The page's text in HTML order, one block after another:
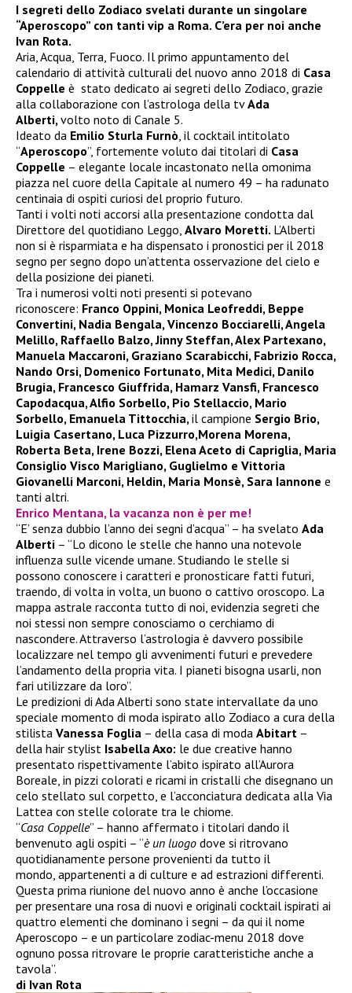
I segreti dello Zodiaco svelati durante un singolare
“Aperoscopo” con tanti vip a Roma. C’era per noi anche
Ivan Rota.
Aria, Acqua, Terra, Fuoco. Il primo appuntamento del
calendario di attività culturali del nuovo anno 2018 di Casa
Coppelle è stato dedicato ai segreti dello Zodiaco, grazie
alla collaborazione con l’astrologa della tvAda
Alberti, volto noto di Canale 5.
Ideato da Emilio Sturla Furnò , il cocktail intitolato
“Aperoscopo”, fortemente voluto dai titolari di Casa
Coppelle – elegante locale incastonato nella omonima
piazza nel cuore della Capitale al numero 49 – ha radunato
centinaia di ospiti curiosi del proprio futuro.
Tanti i volti noti accorsi alla presentazione condotta dal
Direttore del quotidiano Leggo, Alvaro Moretti. L’Alberti
non si è risparmiata e ha dispensato i pronostici per il 2018
segno per segno dopo un’attenta osservazione del cielo e
della posizione dei pianeti.
Tra i numerosi volti noti presenti si potevano
riconoscere: Franco Oppini, Monica Leofreddi, Beppe
Convertini, Nadia Bengala, Vincenzo Bocciarelli, Angela
Melillo, Raffaello Balzo, Jinny Steffan, Alex Partexano,
Manuela Maccaroni, Graziano Scarabicchi, Fabrizio Rocca,
Nando Orsi, Domenico Fortunato, Mita Medici, Danilo
Brugia, Francesco Giuffrida, Hamarz Vansfi, Francesco
Capodacqua, Alfio Sorbello, Pio Stellaccio, Mario
Sorbello, Emanuela Tittocchia, il campione Sergio Brio,
Luigia Casertano, Luca Pizzurro,Morena Morena,
Roberta Beta, Irene Bozzi, Elena Aceto di Capriglia, Maria
Consiglio Visco Marigliano, Guglielmo e Vittoria
Giovanelli Marconi, Heldin, Maria Monsè, Sara Iannone e
tanti altri.
Enrico Mentana, la vacanza non è per me!
“E’ senza dubbio l’anno dei segni d’acqua” – ha svelato Ada
Alberti – “Lo dicono le stelle che hanno una notevole
influenza sulle vicende umane. Studiando le stelle si
possono conoscere i caratteri e pronosticare fatti futuri,
traendo, di volta in volta, un buono o cattivo oroscopo. La
mappa astrale racconta tutto di noi, evidenzia segreti che
noi stessi non sempre conosciamo o cerchiamo di
nascondere. Attraverso l’astrologia è davvero possibile
localizzare nel tempo gli avvenimenti futuri e prevedere
l’andamento della propria vita. I pianeti bisogna usarli, non
fari utilizzare da loro”.
Le predizioni di Ada Alberti sono state intervallate da uno
speciale momento di moda ispirato allo Zodiaco a cura della
stilista Vanessa Foglia – della casa di moda Abitart –
della hair stylist Isabella Axo: le due creative hanno
presentato rispettivamente l’abito ispirato all’Aurora
Boreale, in pizzi colorati e ricami in cristalli che disegnano un
celo stellato sul corpetto, e l’acconciatura dedicata alla Via
Lattea con stelle colorate tra le chiome.
“Casa Coppelle” – hanno affermato i titolari dando il
benvenuto agli ospiti – “è un luogo dove si ritrovano
quotidianamente persone provenienti da tutto il
mondo, appartenenti a di culture e ad estrazioni differenti.
Questa prima riunione del nuovo anno è anche l’occasione
per presentare una rosa di nuovi e originali cocktail ispirati ai
quattro elementi che dominano i segni – da qui il nome
Aperoscopo – e un particolare zodiac-menu 2018 dove
ognuno possa ritrovare le proprie caratteristiche anche a
tavola”.
di Ivan Rota